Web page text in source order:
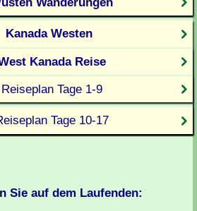
Kanada Westen
Kanada Reise
Reiseplan Tage 1-9
Tage 10-17
Sie auf dem Laufenden: